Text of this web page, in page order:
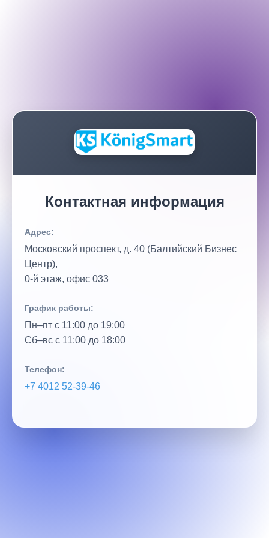
Контактная информация
Адрес:
Московский проспект, д. 40 (Балтийский Бизнес
Центр),
0‑й этаж, офис 033
График работы:
Пн–пт с 11:00 до 19:00
Сб–вс с 11:00 до 18:00
Телефон:
+7 4012 52‑39‑46